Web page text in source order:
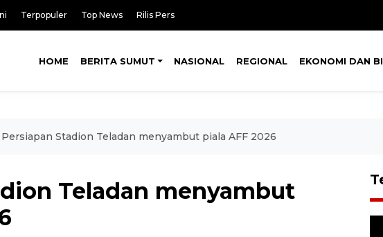
Terpopuler Top News Rilis Pers
HOME BERITA SUMUT NASIONAL REGIONAL EKONOMI DAN
Persiapan Stadion Teladan menyambut piala AFF 2026
Teladan menyambut